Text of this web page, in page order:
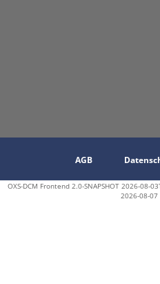
AGB
OXS-DCM Frontend 2.0-SNAPSHOT 2026-
2026-08-